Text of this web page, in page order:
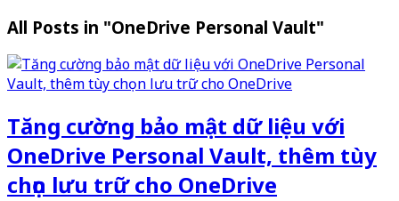
All Posts in "OneDrive Personal Vault"
Tăng cường bảo mật dữ liệu với
OneDrive Personal Vault, thêm tùy
chọn lưu trữ cho OneDrive